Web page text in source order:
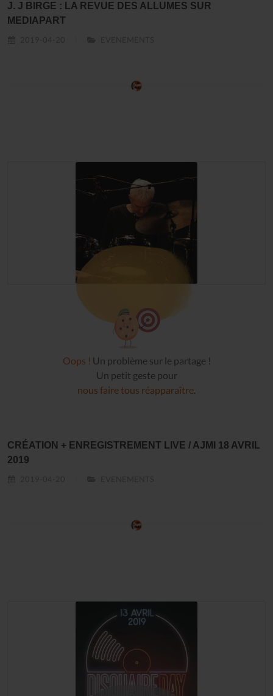
J. J BIRGE : LA REVUE DES ALLUMES SUR
MEDIAPART
Oops ! Un problème sur le partage !
Un petit geste pour
nous faire tous réapparaître.
CRÉATION + ENREGISTREMENT LIVE / AJMI 18 AVRIL
2019